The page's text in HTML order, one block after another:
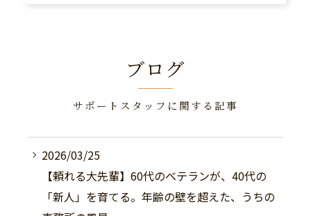
ブログ
サポートスタッフに関する記事
2026/03/25
【頼れる大先輩】60代のベテランが、40代の
「新人」を育てる。年齢の壁を超えた、うちの